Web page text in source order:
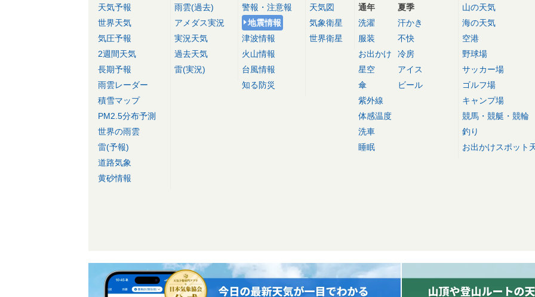
天気予報
世界天気
気圧予報
2週間天気
長期予報
雨雲レーダー
積雪マップ
PM2.5分布予測
世界の雨雲
雷(予報)
道路気象
黄砂情報
雨雲(過去)
アメダス実況
実況天気
過去天気
雷(実況)
警報・注意報
地震情報
津波情報
火山情報
台風情報
知る防災
天気図
気象衛星
世界衛星
通年
洗濯
服装
お出かけ
星空
傘
紫外線
体感温度
洗車
睡眠
夏季
汗かき
不快
冷房
アイス
ビール
山の天気
海の天気
空港
野球場
サッカー場
ゴルフ場
キャンプ場
競馬・競艇・競輪
釣り
お出かけスポット